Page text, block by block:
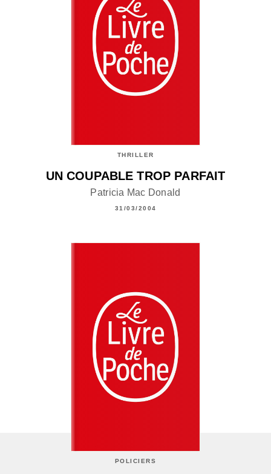
THRILLER
UN COUPABLE TROP PARFAIT
Patricia Mac Donald
31/03/2004
POLICIERS